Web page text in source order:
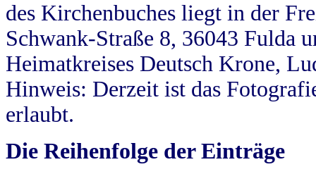
des Kirchenbuches liegt in der
Schwank-Straße 8, 36043 Fulda
Heimatkreises Deutsch Krone,
Hinweis: Derzeit ist das
erlaubt.
Die Reihenfolge der Einträge